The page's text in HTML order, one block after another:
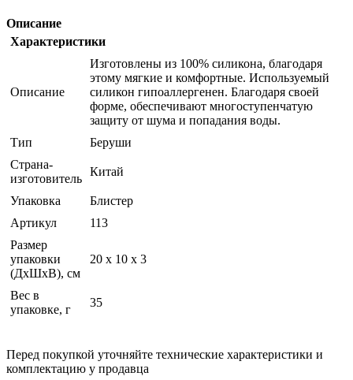
Описание
Характеристики
Описание
Изготовлены из 100% силикона, благодаря
этому мягкие и комфортные. Используемый
силикон гипоаллергенен. Благодаря своей
форме, обеспечивают многоступенчатую
защиту от шума и попадания воды.
Тип
Беруши
Страна-
изготовитель
Китай
Упаковка
Блистер
Артикул
113
Размер
упаковки
(ДхШхВ), см
20 x 10 x 3
Вес в
упаковке, г
35
Перед покупкой уточняйте технические характеристики и
комплектацию у продавца